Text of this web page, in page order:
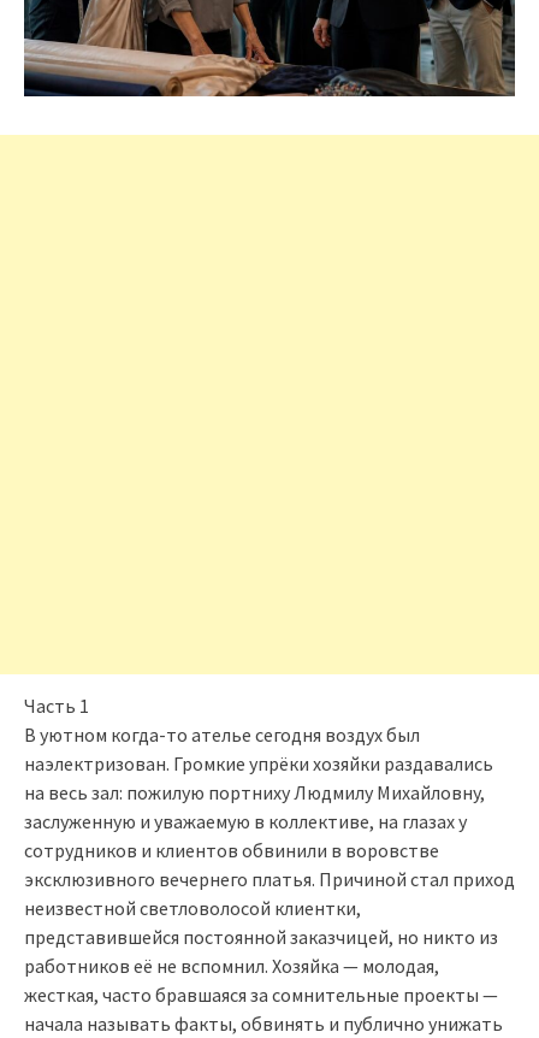
Часть 1
В уютном когда-то ателье сегодня воздух был
наэлектризован. Громкие упрёки хозяйки раздавались
на весь зал: пожилую портниху Людмилу Михайловну,
заслуженную и уважаемую в коллективе, на глазах у
сотрудников и клиентов обвинили в воровстве
эксклюзивного вечернего платья. Причиной стал приход
неизвестной светловолосой клиентки,
представившейся постоянной заказчицей, но никто из
работников её не вспомнил. Хозяйка — молодая,
жесткая, часто бравшаяся за сомнительные проекты —
начала называть факты, обвинять и публично унижать